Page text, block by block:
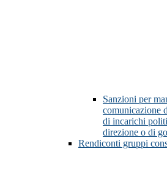
Sanzioni per
comunicazione
di incarichi
direzione o di
Rendiconti gruppi